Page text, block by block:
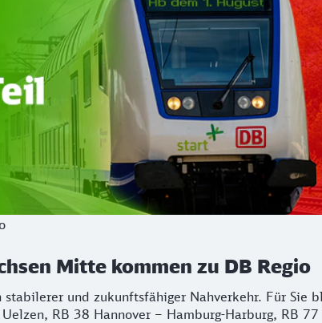
Mitte kommen zu DB Regio
und zukunftsfähiger Nahverkehr. Für
RB 38 Hannover – Hamburg-Harburg, RB